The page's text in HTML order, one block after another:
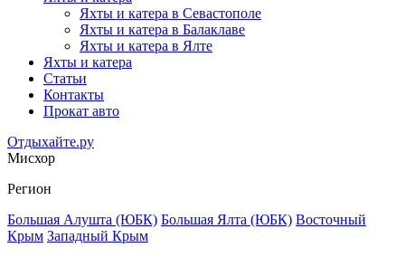
Яхты и катера в Севастополе
Яхты и катера в Балаклаве
Яхты и катера в Ялте
Яхты и катера
Статьи
Контакты
Прокат авто
Отдыхайте.ру
Мисхор
Регион
Большая Алушта (ЮБК) Большая Ялта (ЮБК) Восточный
Крым Западный Крым